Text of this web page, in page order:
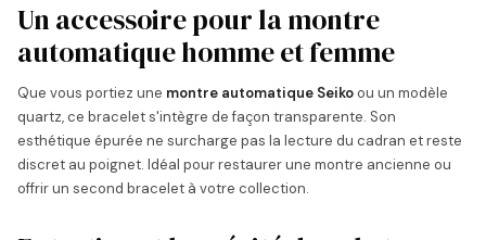
Un accessoire pour la montre
automatique homme et femme
Que vous portiez une montre automatique Seikoou un modèle
quartz, ce bracelet s'intègre de façon transparente. Son
esthétique épurée ne surcharge pas la lecture du cadran et reste
discret au poignet. Idéal pour restaurer une montre ancienne ou
offrir un second bracelet à votre collection.